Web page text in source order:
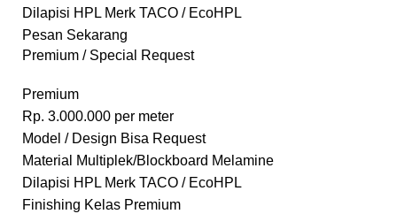
Dilapisi HPL Merk TACO / EcoHPL
Pesan Sekarang
Premium / Special Request
Premium
Rp. 3.000.000 per meter
Model / Design Bisa Request
Material Multiplek/Blockboard Melamine
Dilapisi HPL Merk TACO / EcoHPL
Finishing Kelas Premium